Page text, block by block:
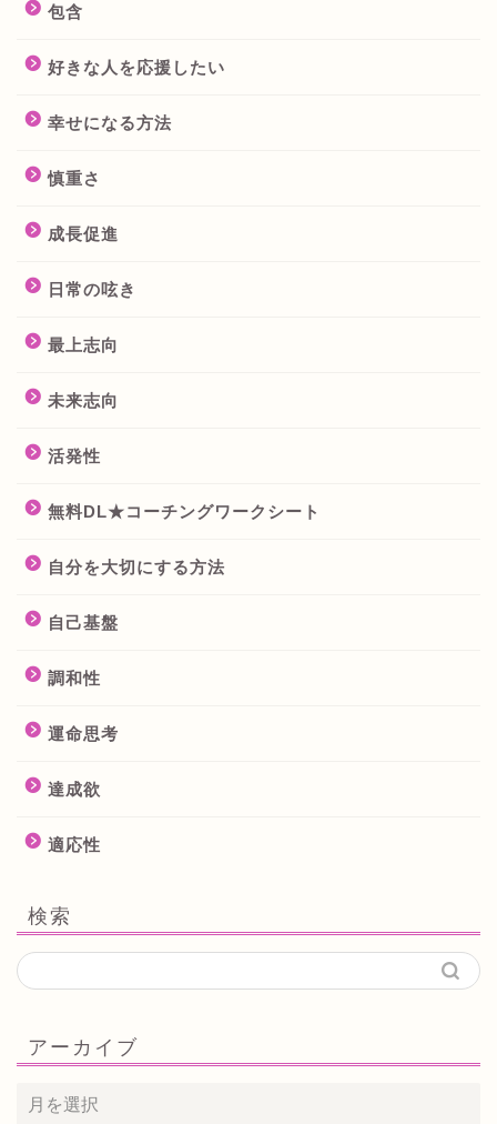
包含
好きな人を応援したい
幸せになる方法
慎重さ
成長促進
日常の呟き
最上志向
未来志向
活発性
無料DL★コーチングワークシート
自分を大切にする方法
自己基盤
調和性
運命思考
達成欲
適応性
検索
アーカイブ